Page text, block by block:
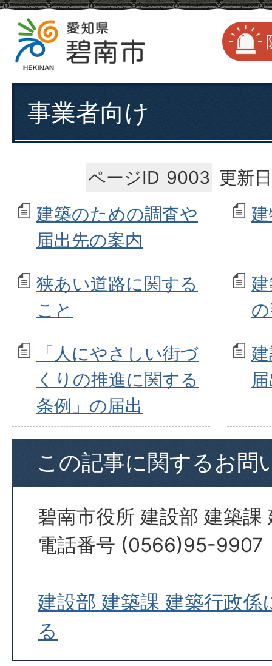
事業者向け
ページID 9003 更新
建築のための調査や
届出先の案内
狭あい道路に関する
こと
「人にやさしい街づ
くりの推進に関する
条例」の届出
この記事に関するお問
碧南市役所 建設部 建築課
電話番号 (0566)95-9907
建設部 建築課 建築行政係
る